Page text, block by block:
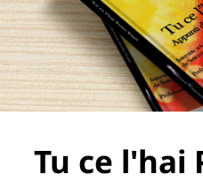
Tu ce l'hai